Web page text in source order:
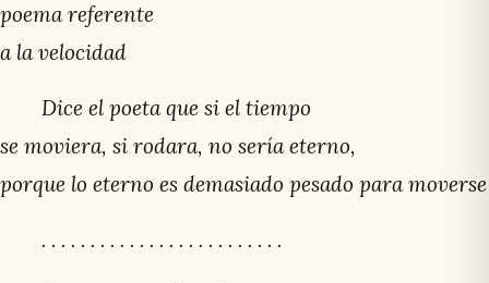
poema referente
a la velocidad
Dice el poeta que si el tiempo
se moviera, si rodara, no sería eterno,
porque lo eterno es demasiado pesado para moverse
. . . . . . . . . . . . . . . . . . . . . . . . .